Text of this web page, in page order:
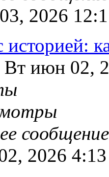
2026
Вт июн 02,
2026